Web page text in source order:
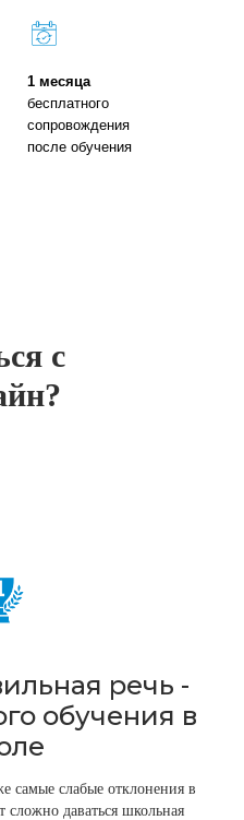
1 месяца
бесплатного
сопровождения
после обучения
с
речь -
обучения в
самые слабые отклонения в
сложно даваться школьная